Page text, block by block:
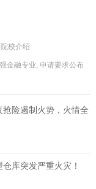
校介绍
金融专业, 申请要求公布
险遏制火势，火情全
库突发严重火灾！